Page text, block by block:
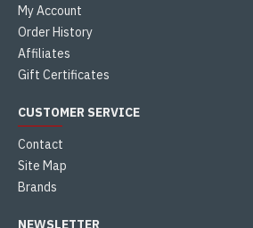
My Account
Order History
Affiliates
Gift Certificates
CUSTOMER SERVICE
Contact
Site Map
Brands
NEWSLETTER